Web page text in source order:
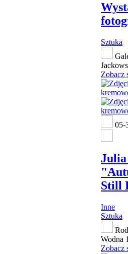
Sztuka
Zobacz
05-
Still
Inne
Sztuka
Wodna
Zobacz